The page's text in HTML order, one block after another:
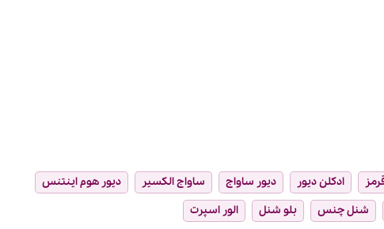
ادکلن دیور دیور ساواج ساواج الکسیر
دیور هوم اینتنس
شنل چنس بلو شنل الور اسپرت